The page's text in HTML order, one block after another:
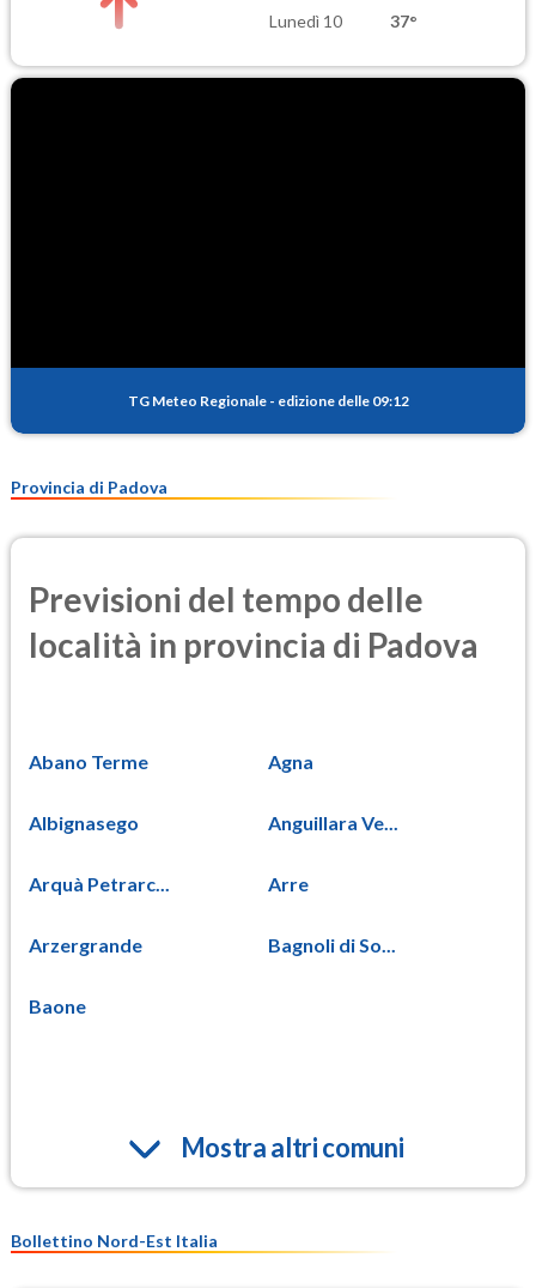
Lunedì 10 37°
TG Meteo Regionale - edizione delle 09:12
Provincia di Padova
Previsioni del tempo delle
località in provincia di Padova
Abano Terme Agna
Albignasego Anguillara Ve...
Arquà Petrarc... Arre
Arzergrande Bagnoli di So...
Baone
Mostra altri comuni
Bollettino Nord-Est Italia